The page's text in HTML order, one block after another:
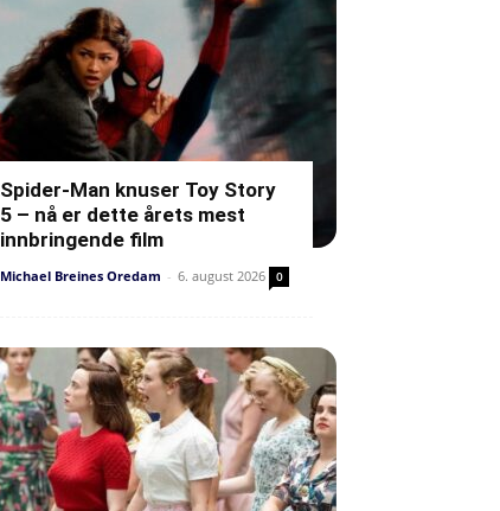
Spider-Man knuser Toy Story
5 – nå er dette årets mest
innbringende film
Michael Breines Oredam - 6. august 2026 0